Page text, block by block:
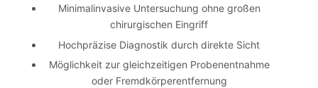
Minimalinvasive Untersuchung ohne großen
chirurgischen Eingriff
Hochpräzise Diagnostik durch direkte Sicht
Möglichkeit zur gleichzeitigen Probenentnahme
oder Fremdkörperentfernung